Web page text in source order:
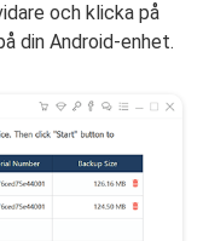
och klicka på
din Android-enhet.